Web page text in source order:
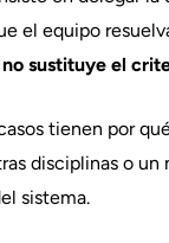
el equipo
sustituye el
tienen por
disciplinas o
sistema.